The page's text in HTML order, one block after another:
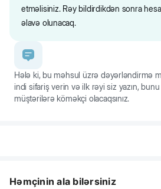
etməlisiniz. Rəy bildirdikdən sonra
əlavə olunacaq.
Hələ ki, bu məhsul üzrə dəyərləndirmə
indi sifariş verin və ilk rəyi siz yazın,
müştərilərə köməkçi olacaqsınız.
Həmçinin ala bilərsiniz